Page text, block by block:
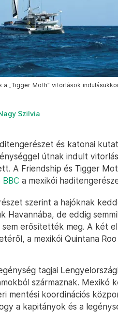
a „Tigger Moth” vitorlások
Szilvia
és katonai
útnak indult
A Friendship és Tigger
BBC a mexikói
szerint a hajóknak
Havannába, de eddig
erősítették meg. A két
a mexikói Quintana
tagjai
származnak.
mentési koordinációs
a kapitányok és a